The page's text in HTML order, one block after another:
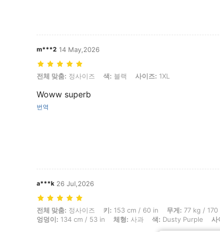
m***2 14 May,2026
전체 맞춤: 정사이즈, 색: 블랙, 사이즈: 1XL
전체 맞춤: 정사이즈 색: 블랙 사이즈: 1XL
Woww superb
번역
a***k 26 Jul,2026
전체 맞춤: 정사이즈, 키: 153 cm / 60 in, 무게: 77 kg / 170 lbs, 흉
전체 맞춤: 정사이즈 키: 153 cm / 60 in 무게: 77 kg / 170
엉덩이: 134 cm / 53 in 체형: 사과 색: Dusty Purple 사